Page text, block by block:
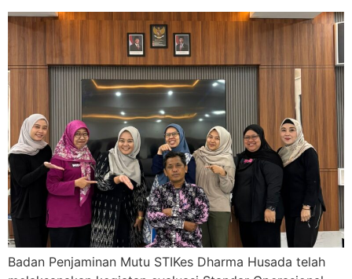
Badan Penjaminan Mutu STIKes Dharma Husada telah